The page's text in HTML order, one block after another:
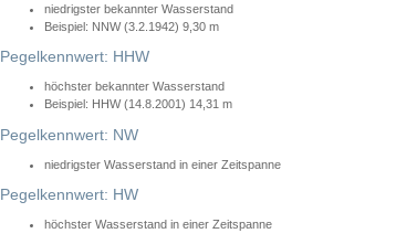
niedrigster bekannter Wasserstand
Beispiel: NNW (3.2.1942) 9,30 m
Pegelkennwert: HHW
höchster bekannter Wasserstand
Beispiel: HHW (14.8.2001) 14,31 m
Pegelkennwert: NW
niedrigster Wasserstand in einer Zeitspanne
Pegelkennwert: HW
höchster Wasserstand in einer Zeitspanne